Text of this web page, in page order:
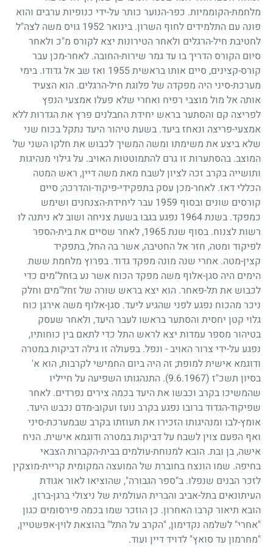
מלחמת-הקוממיות. כפר-הנוער כותר על-ידי כנופיות ערבים והוא
פונה עם התלמידים לחוף השרון. בינואר1952 גויס משה לצה"ל
לחטיבת חיל-הרגלים ולאחר הטירונות יצא לקורס מ"כ ולאחר
סיום הקורס הדריך בו עד גמר שירות-החובה. לאחר-מכן עבר
קורס-קצינים, סיים אותו בראשית1955 ואז שב אל גדודו. בימי
מערכת-סיני היה מפקדה של פלוגת חיל-הרגלים. הוא הצעיד
אותה אל מול מוצבי רפיח ואחרי שלא פעלו אמצעי הנפץ
לפריצה קם והסתער בראש יחידת החבלנים פרץ את הגדרות ללא
אמצעי-פריצה ונאחז ביעד. בשעת טיהור היעד נתקל בכוח שני
שלא ביצע את משימתו ומשה המשיך לכבוש את חלקו השני של
המוצב. בהסתערות זו גרם להתמוטטות האויב. על גילוי מנהיגות
ותושייה בקרב זכה לציון לשבח מאת משה דיין, ראש המטה
הכללי דאז. לאחר-מכן עסק בתפקידי-פיקוד-והדרכה; סיים
קורסים שונים ובסוף 1959 עבר ליחידת-הצנחנים ושימש
כמפקד. בשנת1964 נפגע בגבו בשעת צניחה ושוב לא ניתנה לו
רשות לצנוח. בסוף שנת1965, לאחר שסיים את בית-הספר
לפיקוד ומטה, חזר אל החטיבה, אשר בה החל, בתפקיד
קצין-מטה. אחרי שנה מונה מפקד גדוד. בפרוץ מלחמת ששת
הימים היה סגן-אלוף משה מפקד הכוח אשר נע בזחל"מים כדי
לכבוש את תל-פאחר. הוא יצא בראש שורה של זחל"מים וחלק
ניכר מהכוח נפגע לפני שהגיע ליעד. סגן-אלוף משה אירגן כוח
גלוי קטן יחסית והסתער בראשו לעבר היעד, ולאחר שעסק
בטיהור מספר עמדות יצא לראש התל כדי לתאם בין כוחותיו,
נפגע על-ידי צרור האויב - ונפל. בפעולה זו גילה דביקות במטרה
ודוגמא אישית למופת; זה היה ביום החמישי לקרבות, הוא א'
בסיון תשכ"ז (9.6.1967)
. התנהגותו השפיעה על חייליו
שהמשיכו בקרב וכבשו את היעד בכמה צירים נפרדים. לאחר
שפיקוד-הגדוד ברובו נפגע בקרב נועז ועקוב-מדם נכבש היעד.
אומץ-לבו ומנהיגותו הזכירו את תעוזתו בקרב שבמערכת-סיני
ואף הפעם צוין לשבח על דביקות במטרה ודוגמא אישית. הניח
אישה, בן ובת. הובא למנוחת-עולמים בבית-הקברות הצבאי
בחיפה. שמו הונצח בחוברת של המועצה המקומית קריית-מוצקין
לזכר הבנים שנפלו. ב"ספר הגבורה", שהוציאו לאור אגודת
העיתונאים בתל-אביב והברית העולמית של ניצולי ברגן-ברזן,
הובא תיאור קרבו האחרון. כן הוזכר שמו בכמה פירסומים כגון
"אחרי" לשלמה נקדימון, "הקרב על התל" בהוצאת לוין-אפשטיין,
"מחרמון עד סואץ" לדויד דיין ועוד.